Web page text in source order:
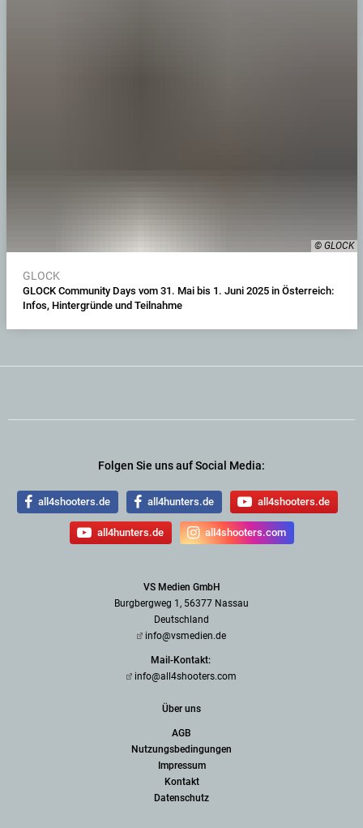
© GLOCK
GLOCK
GLOCK Community Days vom 31. Mai bis 1. Juni 2025 in Österreich:
Infos, Hintergründe und Teilnahme
Folgen Sie uns auf Social Media:
all4shooters.de all4hunters.de all4shooters.de
all4hunters.de all4shooters.com
VS Medien GmbH
Burgbergweg 1, 56377 Nassau
Deutschland
info@vsmedien.de
Mail-Kontakt:
info@all4shooters.com
Über uns
AGB
Nutzungsbedingungen
Impressum
Kontakt
Datenschutz